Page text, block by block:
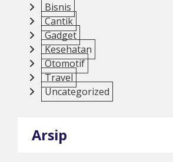
Bisnis
Cantik
Gadget
Kesehatan
Otomotif
Travel
Uncategorized
Arsip